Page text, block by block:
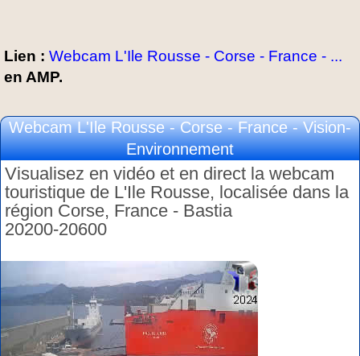
Lien : Webcam L'Ile Rousse - Corse - France - ...
en AMP.
Webcam L'Ile Rousse - Corse - France - Vision-
Environnement
Visualisez en vidéo et en direct la webcam
touristique de L'Ile Rousse, localisée dans la
région Corse, France - Bastia
20200-20600